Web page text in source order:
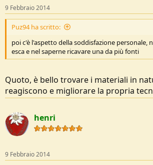
s
:
9 Febbraio 2014
Puz94 ha scritto:
poi c'è l'aspetto della soddisfazione personale,
esca e nel saperne ricavare una da più fonti
Quoto, è bello trovare i materiali in
reagiscono e migliorare la propria
henri
9 Febbraio 2014